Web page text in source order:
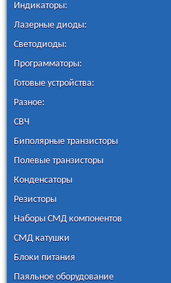
Индикаторы:
Лазерные диоды:
Светодиоды:
Программаторы:
Готовые устройства:
Разное:
СВЧ
Биполярные транзисторы
Полевые транзисторы
Конденсаторы
Резисторы
Наборы СМД компонентов
СМД катушки
Блоки питания
Паяльное оборудование